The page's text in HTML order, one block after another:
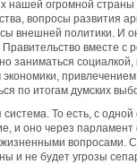
нашей огромной
вопросы развития
внешней политики. И
вместе с
заниматься
по итогам думских
система. То есть, с
и оно через парламент
вопросами.
и не будет угрозы